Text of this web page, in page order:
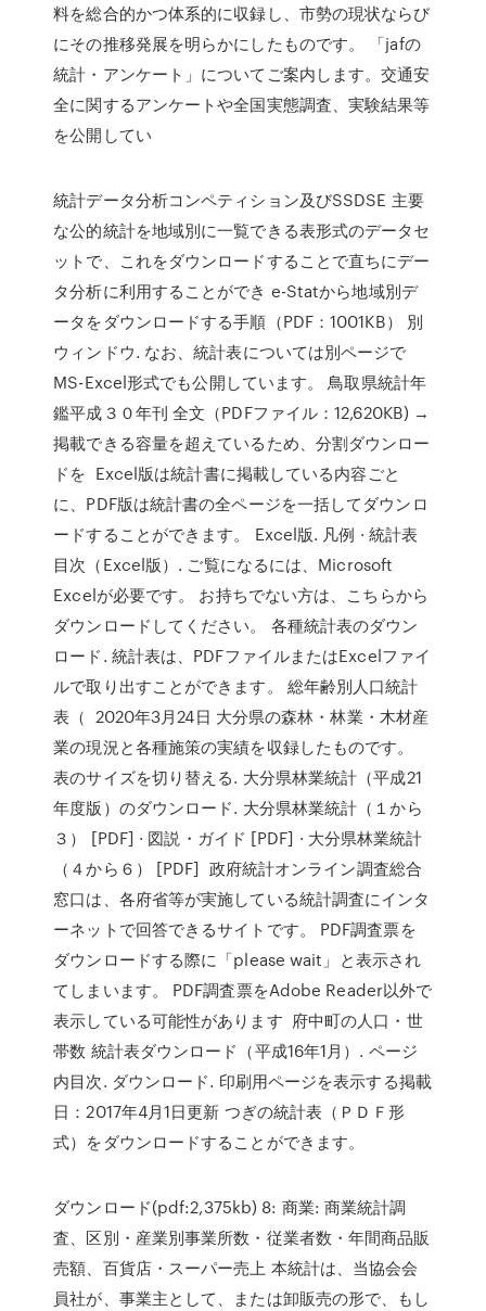
料を総合的かつ体系的に収録し、市勢の現状ならび
にその推移発展を明らかにしたものです。 「jafの
統計・アンケート」についてご案内します。交通安
全に関するアンケートや全国実態調査、実験結果等
を公開してい
統計データ分析コンペティション及びSSDSE 主要
な公的統計を地域別に一覧できる表形式のデータセ
ットで、これをダウンロードすることで直ちにデー
タ分析に利用することができ e-Statから地域別デ
ータをダウンロードする手順（PDF：1001KB） 別
ウィンドウ. なお、統計表については別ページで
MS-Excel形式でも公開しています。 鳥取県統計年
鑑平成３０年刊 全文（PDFファイル：12,620KB) →
掲載できる容量を超えているため、分割ダウンロー
ドを Excel版は統計書に掲載している内容ごと
に、PDF版は統計書の全ページを一括してダウンロ
ードすることができます。 Excel版. 凡例 · 統計表
目次（Excel版）. ご覧になるには、Microsoft
Excelが必要です。 お持ちでない方は、こちらから
ダウンロードしてください。 各種統計表のダウン
ロード. 統計表は、PDFファイルまたはExcelファイ
ルで取り出すことができます。 総年齢別人口統計
表（ 2020年3月24日 大分県の森林・林業・木材産
業の現況と各種施策の実績を収録したものです。
表のサイズを切り替える. 大分県林業統計（平成21
年度版）のダウンロード. 大分県林業統計（１から
３） [PDF] · 図説・ガイド [PDF] · 大分県林業統計
（４から６） [PDF] 政府統計オンライン調査総合
窓口は、各府省等が実施している統計調査にインタ
ーネットで回答できるサイトです。 PDF調査票を
ダウンロードする際に「please wait」と表示され
てしまいます。 PDF調査票をAdobe Reader以外で
表示している可能性があります 府中町の人口・世
帯数 統計表ダウンロード（平成16年1月）. ページ
内目次. ダウンロード. 印刷用ページを表示する掲載
日：2017年4月1日更新 つぎの統計表（ＰＤＦ形
式）をダウンロードすることができます。
ダウンロード(pdf:2,375kb) 8: 商業: 商業統計調
査、区別・産業別事業所数・従業者数・年間商品販
売額、百貨店・スーパー売上 本統計は、当協会会
員社が、事業主として、または卸販売の形で、もし